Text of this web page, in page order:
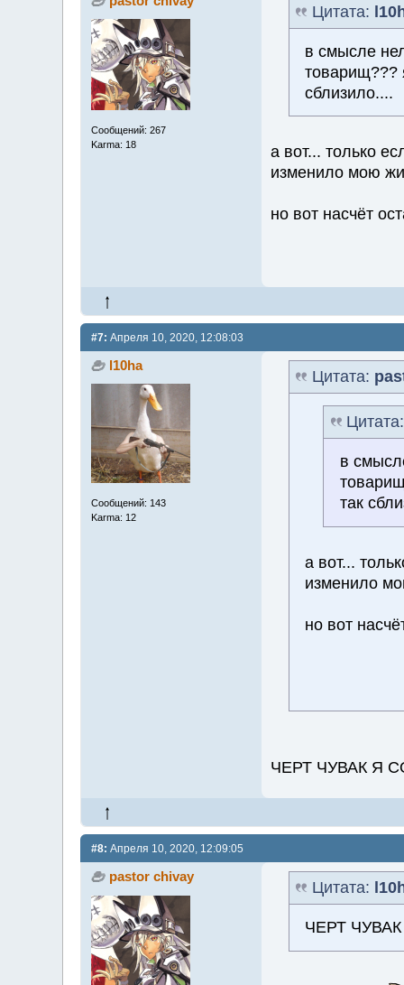
Сообщений: 267
Karma: 18
Цитата:
в смысле
товарищ???
сблизило....
а вот... только
изменило мою
но вот насчёт
#7: Апреля 10, 2020, 12:08:03
l10ha
Сообщений: 143
Karma: 12
Цитата:
в
так
а вот...
изменило
но вот
ЧЕРТ ЧУВАК Я
#8: Апреля 10, 2020, 12:09:05
pastor chivay
Цитата:
ЧЕРТ ЧУВАК